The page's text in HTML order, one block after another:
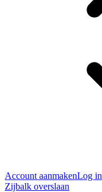
Account aanmakenLog in
Zijbalk overslaan